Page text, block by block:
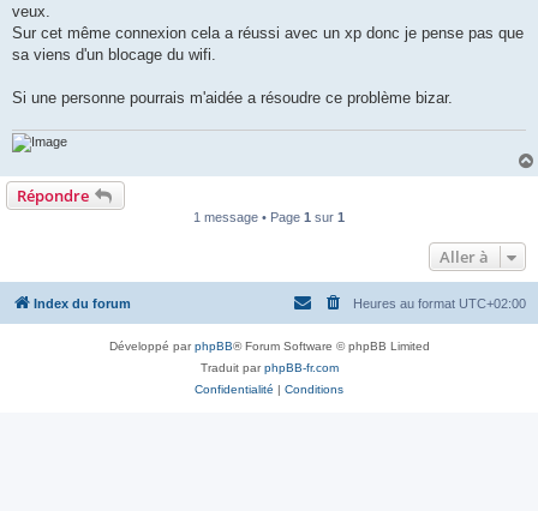
veux.
Sur cet même connexion cela a réussi avec un xp donc je pense pas que
sa viens d'un blocage du wifi.
Si une personne pourrais m'aidée a résoudre ce problème bizar.
Répondre
1 message • Page 1 sur 1
Aller à
Index du forum Heures au format UTC+02:00
Développé parphpBB® Forum Software © phpBB Limited
Traduit parphpBB-fr.com
Confidentialité
Conditions